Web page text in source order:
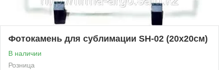
Фотокамень для сублимации SH-02 (20х20см)
В наличии
Розница